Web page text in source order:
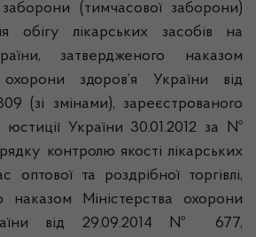
(тимчасової заборони)
обігу лікарських засобів на
затвердженого наказом
охорони здоров’я України від
(зі змінами), зареєстрованого
юстиції України 30.01.2012 за №
контролю якості лікарських
оптової та роздрібної торгівлі,
наказом Міністерства охорони
від 29.09.2014 № 677,